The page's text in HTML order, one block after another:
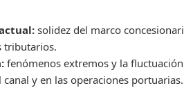
solidez del marco
tributarios.
fenómenos extremos y la
y en las operaciones portuarias.